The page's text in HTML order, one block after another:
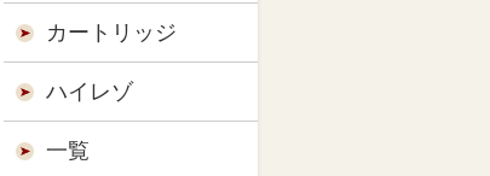
カートリッジ
ハイレゾ
一覧